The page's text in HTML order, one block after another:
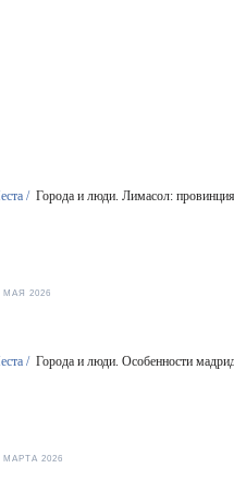
/ Города и люди. Лимасол:
МАЯ 2026
/ Города и люди. Особенности
МАРТА 2026